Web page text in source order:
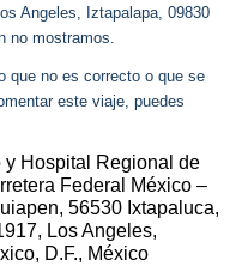
Angeles, Iztapalapa, 09830
no mostramos.
que no es correcto o que se
este viaje, puedes
y Hospital Regional de
Federal México –
56530 Ixtapaluca,
Los Angeles,
D.F., México